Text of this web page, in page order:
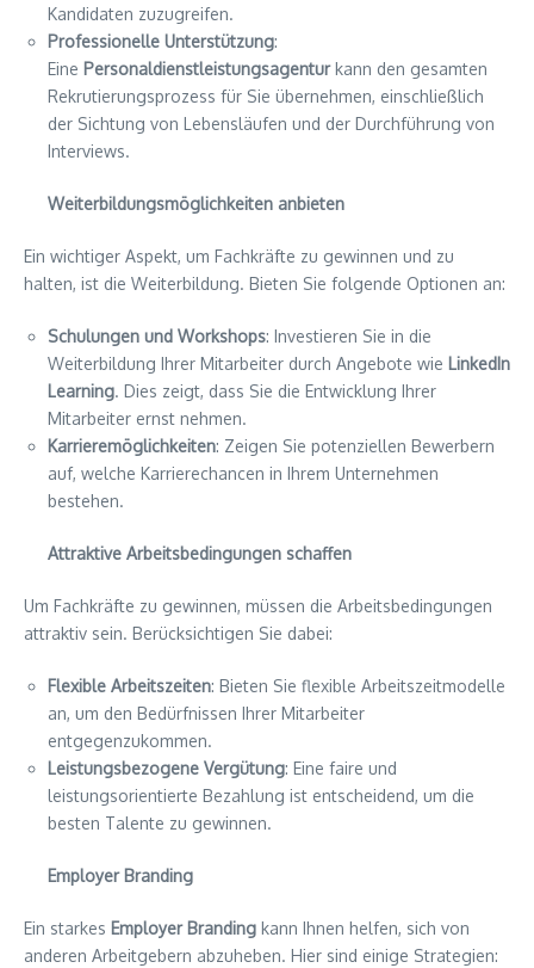
Kandidaten zuzugreifen.
Professionelle Unterstützung:
Eine Personaldienstleistungsagenturkann den gesamten
Rekrutierungsprozess für Sie übernehmen, einschließlich
der Sichtung von Lebensläufen und der Durchführung von
Interviews.
Weiterbildungsmöglichkeiten anbieten
Ein wichtiger Aspekt, um Fachkräfte zu gewinnen und zu
halten, ist die Weiterbildung. Bieten Sie folgende Optionen an:
Schulungen und Workshops: Investieren Sie in die
Weiterbildung Ihrer Mitarbeiter durch Angebote wie LinkedIn
Learning. Dies zeigt, dass Sie die Entwicklung Ihrer
Mitarbeiter ernst nehmen.
Karrieremöglichkeiten: Zeigen Sie potenziellen Bewerbern
auf, welche Karrierechancen in Ihrem Unternehmen
bestehen.
Attraktive Arbeitsbedingungen schaffen
Um Fachkräfte zu gewinnen, müssen die Arbeitsbedingungen
attraktiv sein. Berücksichtigen Sie dabei:
Flexible Arbeitszeiten: Bieten Sie flexible Arbeitszeitmodelle
an, um den Bedürfnissen Ihrer Mitarbeiter
entgegenzukommen.
Leistungsbezogene Vergütung: Eine faire und
leistungsorientierte Bezahlung ist entscheidend, um die
besten Talente zu gewinnen.
Employer Branding
Ein starkes Employer Branding kann Ihnen helfen, sich von
anderen Arbeitgebern abzuheben. Hier sind einige Strategien: